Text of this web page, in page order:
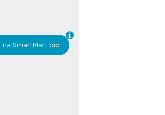
na SmartMart.bio